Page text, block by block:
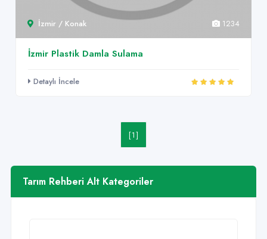
İzmir / Konak 1234
İzmir Plastik Damla Sulama
Detaylı İncele
[1]
Tarım Rehberi Alt Kategoriler